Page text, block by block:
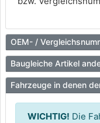
OEM- /
Baugleiche Artikel
Fahrzeuge in denen
WICHTIG! Die